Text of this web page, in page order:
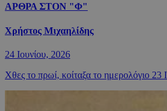
ΑΡΘΡΑ ΣΤΟΝ "Φ"
Χρήστος Μιχαηλίδης
24 Ιουνίου, 2026
Χθες το πρωί, κοίταξα το ημερολόγιο